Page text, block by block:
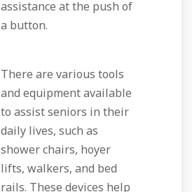
assistance at the push of
a button.
There are various tools
and equipment available
to assist seniors in their
daily lives, such as
shower chairs, hoyer
lifts, walkers, and bed
rails. These devices help